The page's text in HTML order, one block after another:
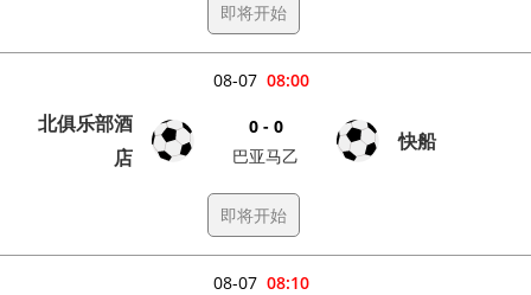
即将开始
08:00
08-07
北俱乐部酒
店
0 - 0
巴亚马乙
快船
即将开始
08:10
08-07